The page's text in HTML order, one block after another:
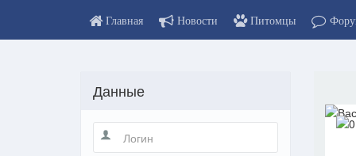
Главная Новости Питомцы
Данные